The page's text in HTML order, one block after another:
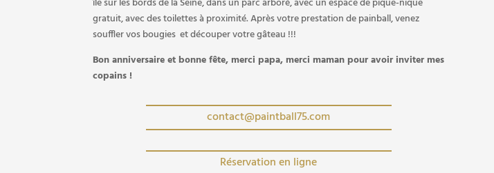
île sur les bords de la Seine, dans un parc arboré, avec un espace de pique-nique
gratuit, avec des toilettes à proximité. Après votre prestation de painball, venez
souffler vos bougies et découper votre gâteau !!!
Bon anniversaire et bonne fête, merci papa, merci maman pour avoir inviter mes
copains !
contact@paintball75.com
Réservation en ligne